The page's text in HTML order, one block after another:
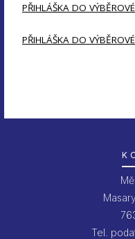
PŘIHLÁŠKA DO
PŘIHLÁŠKA DO
Tel.